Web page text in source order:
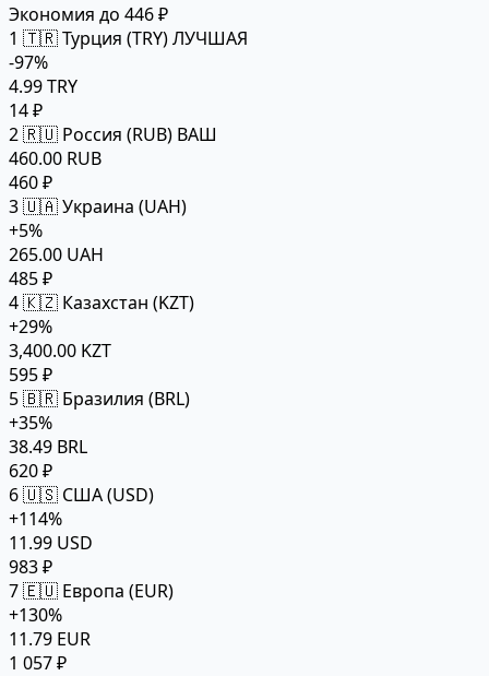
Экономия до 446 ₽
1 🇹🇷 Турция (TRY)ЛУЧШАЯ
-97%
4.99 TRY
14 ₽
2🇷🇺 Россия (RUB) ВАШ
460.00 RUB
460 ₽
3🇺🇦 Украина (UAH)
+5%
265.00 UAH
485 ₽
4🇰🇿 Казахстан (KZT)
+29%
3,400.00 KZT
595 ₽
5🇧🇷 Бразилия (BRL)
+35%
38.49 BRL
620 ₽
6🇺🇸 США (USD)
+114%
11.99 USD
983 ₽
7🇪🇺 Европа (EUR)
+130%
11.79 EUR
1 057 ₽